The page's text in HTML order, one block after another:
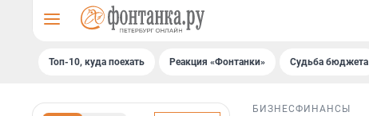
Топ-10, куда поехать Реакция «Фонтанки» Судьба бюджета
БИЗНЕСФИНАНСЫ